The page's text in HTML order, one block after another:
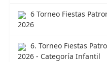
6 Torneo Fiestas
2026
6. Torneo Fiestas
2026 - Categoría Infantil